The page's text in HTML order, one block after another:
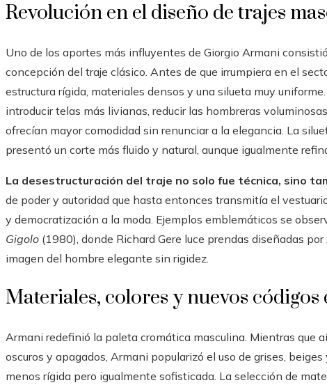
Revolución en el diseño de trajes
Uno de los aportes más influyentes de Giorgio Armani
concepción del traje clásico. Antes de que irrumpiera en el
estructura rígida, materiales densos y una silueta muy
introducir telas más livianas, reducir las hombreras
ofrecían mayor comodidad sin renunciar a la elegancia. La
presentó un corte más fluido y natural, aunque igualmente
La desestructuración del traje no solo fue técnica, sino
de poder y autoridad que hasta entonces transmitía el
y democratización a la moda. Ejemplos emblemáticos se
Gigolo (1980), donde Richard Gere luce prendas diseñadas
imagen del hombre elegante sin rigidez.
Materiales, colores y nuevos códigos
Armani redefinió la paleta cromática masculina. Mientras que
oscuros y apagados, Armani popularizó el uso de grises,
menos rígida pero igualmente sofisticada. La selección de